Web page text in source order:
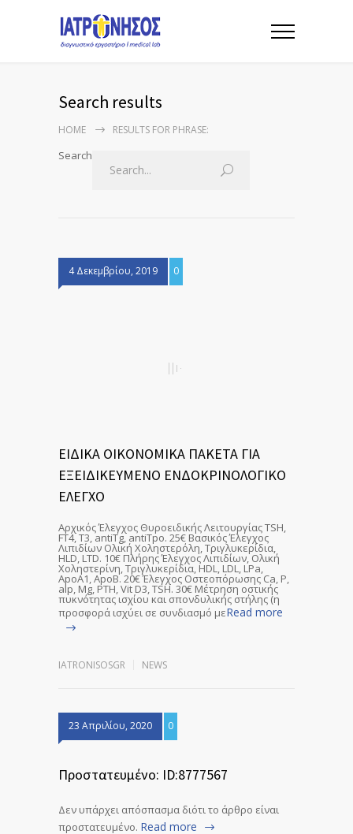
Search results
HOME RESULTS FOR PHRASE:
Search
4 Δεκεμβρίου, 2019 0
ΕΙΔΙΚΑ ΟΙΚΟΝΟΜΙΚΑ ΠΑΚΕΤΑ ΓΙΑ
ΕΞΕΙΔΙΚΕΥΜΕΝΟ ΕΝΔΟΚΡΙΝΟΛΟΓΙΚΟ
ΕΛΕΓΧΟ
Αρχικός Έλεγχος Θυροειδικής Λειτουργίας TSH,
FT4, T3, antiTg, antiTpo. 25€ Βασικός Έλεγχος
Λιπιδίων Ολική Χοληστερόλη, Τριγλυκερίδια,
HLD, LTD. 10€ Πλήρης Έλεγχος Λιπιδίων, Ολική
Χοληστερίνη, Τριγλυκερίδια, HDL, LDL, LPa,
ApoA1, ApoB. 20€ Έλεγχος Οστεοπόρωσης Ca, P,
alp, Mg, PTH, Vit D3, TSH. 30€ Μέτρηση οστικής
πυκνότητας ισχίου και σπονδυλικής στήλης (η
προσφορά ισχύει σε συνδιασμό μεRead more
IATRONISOSGR NEWS
23 Απριλίου, 2020 0
Πρoστατευμένο: ID:8777567
Δεν υπάρχει απόσπασμα διότι το άρθρο είναι
προστατευμένο. Read more